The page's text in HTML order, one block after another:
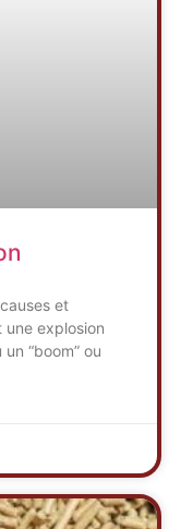
et
une explosion
“boom” ou